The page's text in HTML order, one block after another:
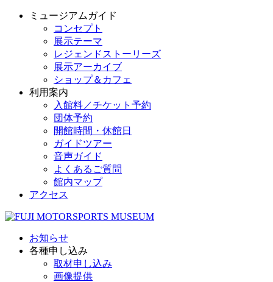
ミュージアムガイド
コンセプト
展示テーマ
レジェンドストーリーズ
展示アーカイブ
ショップ＆カフェ
利用案内
入館料／チケット予約
団体予約
開館時間・休館日
ガイドツアー
音声ガイド
よくあるご質問
館内マップ
アクセス
お知らせ
各種申し込み
取材申し込み
画像提供